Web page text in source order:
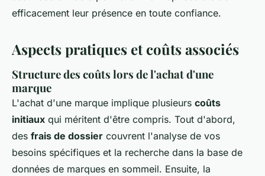
efficacement leur présence en toute confiance.
Aspects pratiques et coûts associés
Structure des coûts lors de l'achat d'une
marque
L'achat d'une marque implique plusieurs coûts
initiaux qui méritent d'être compris. Tout d'abord,
des frais de dossier couvrent l'analyse de vos
besoins spécifiques et la recherche dans la base de
données de marques en sommeil. Ensuite, la